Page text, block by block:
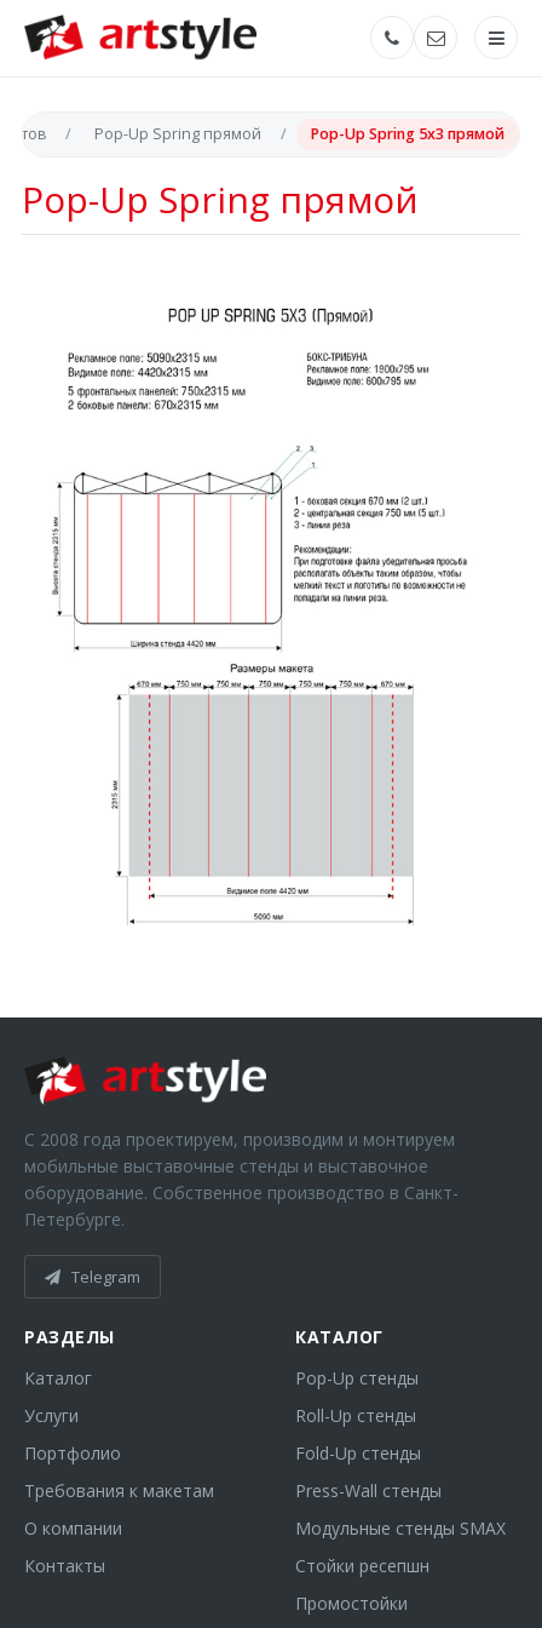
Pop-Up Spring прямой Pop-Up Spring 5x3 прямой
Pop-Up Spring прямой
С 2008 года проектируем, производим и монтируем
мобильные выставочные стенды и выставочное
оборудование. Собственное производство в Санкт-
Петербурге.
Telegram
РАЗДЕЛЫ
Каталог
Услуги
Портфолио
Требования к макетам
О компании
Контакты
КАТАЛОГ
Pop-Up стенды
Roll-Up стенды
Fold-Up стенды
Press-Wall стенды
Модульные стенды SMAX
Стойки ресепшн
Промостойки